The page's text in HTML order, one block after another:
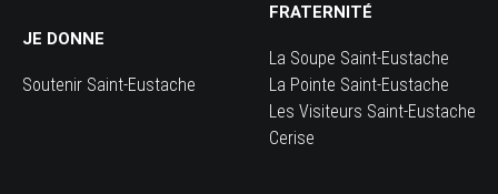
JE DONNE
Soutenir Saint-Eustache
FRATERNITÉ
La Soupe Saint-Eustache
La Pointe Saint-Eustache
Les Visiteurs Saint-Eustache
Cerise